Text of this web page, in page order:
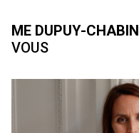
ME DUPUY-CHABIN
VOUS